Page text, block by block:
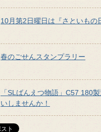
10月第2日曜日は『さといもの
春のごせんスタンプラリー
「SLばんえつ物語」C57 180
いしませんか！